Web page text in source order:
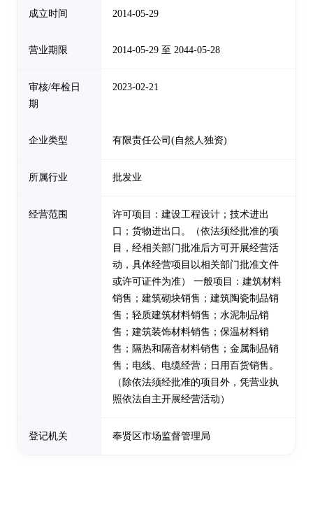
成立时间 2014-05-29
营业期限 2014-05-29 至 2044-05-28
审核/年检日
期
2023-02-21
企业类型 有限责任公司(自然人独资)
所属行业 批发业
经营范围
许可项目：建设工程设计；技术进出
口；货物进出口。（依法须经批准的项
目，经相关部门批准后方可开展经营活
动，具体经营项目以相关部门批准文件
或许可证件为准） 一般项目：建筑材料
销售；建筑砌块销售；建筑陶瓷制品销
售；轻质建筑材料销售；水泥制品销
售；建筑装饰材料销售；保温材料销
售；隔热和隔音材料销售；金属制品销
售；电线、电缆经营；日用百货销售。
（除依法须经批准的项目外，凭营业执
照依法自主开展经营活动）
登记机关 奉贤区市场监督管理局